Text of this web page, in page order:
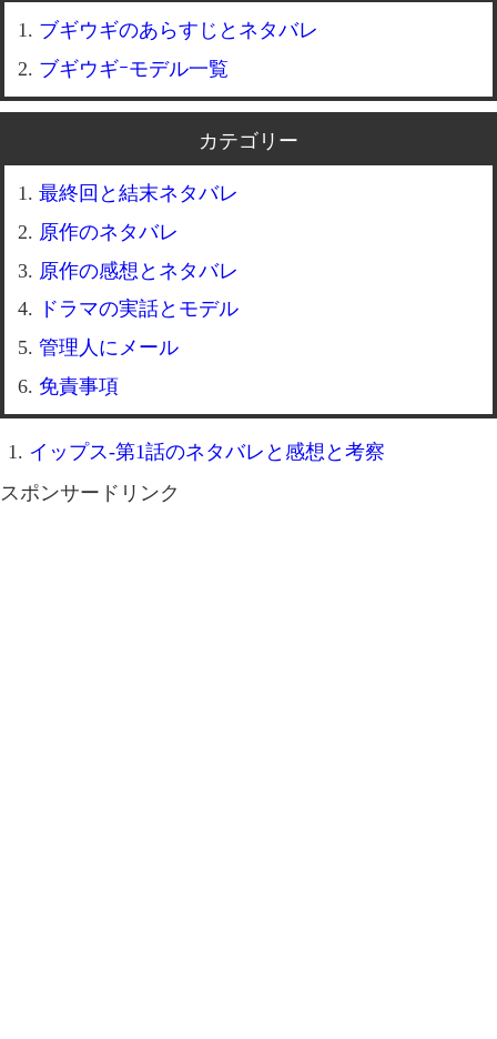
ブギウギのあらすじとネタバレ
ブギウギｰモデル一覧
カテゴリー
最終回と結末ネタバレ
原作のネタバレ
原作の感想とネタバレ
ドラマの実話とモデル
管理人にメール
免責事項
イップス-第1話のネタバレと感想と考察
スポンサードリンク